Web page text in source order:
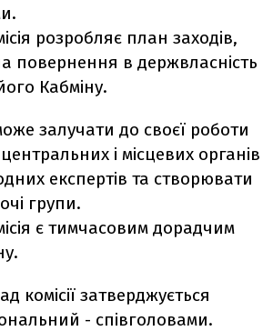
розробляє план заходів,
повернення в держвласність
Кабміну.
залучати до своєї роботи
і місцевих органів
експертів та створювати
групи.
є тимчасовим дорадчим
комісії затверджується
- співголовами.